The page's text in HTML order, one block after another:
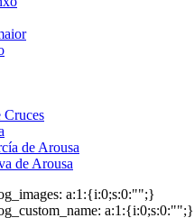
Cruces
de Arousa
de Arousa
a:1:{i:0;s:0:"";}
a:1:{i:0;s:0:"";}